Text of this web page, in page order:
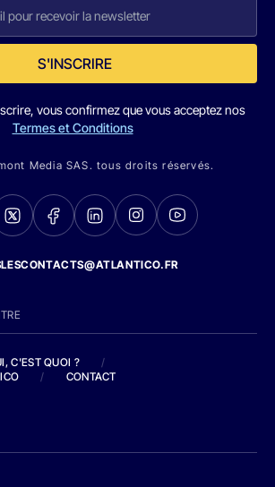
S'INSCRIRE
vous confirmez que vous acceptez nos
Termes et Conditions
Media SAS. tous droits réservés.
C'EST QUOI ?
/
/ CONTACT